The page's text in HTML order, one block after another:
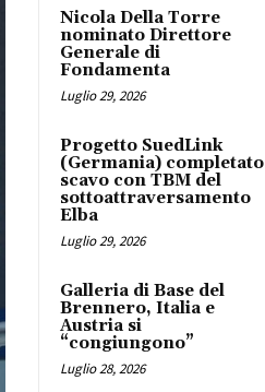
Nicola Della Torre
nominato Direttore
Generale di
Fondamenta
Luglio 29, 2026
Progetto SuedLink
(Germania) completato
scavo con TBM del
sottoattraversamento
Elba
Luglio 29, 2026
Galleria di Base del
Brennero, Italia e
Austria si
“congiungono”
Luglio 28, 2026